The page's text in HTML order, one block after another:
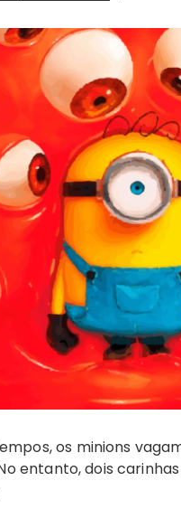
os minions
entanto, dois